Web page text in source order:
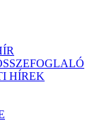
HÍREK